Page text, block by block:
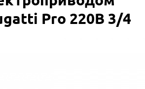
Pro 220В 3/4